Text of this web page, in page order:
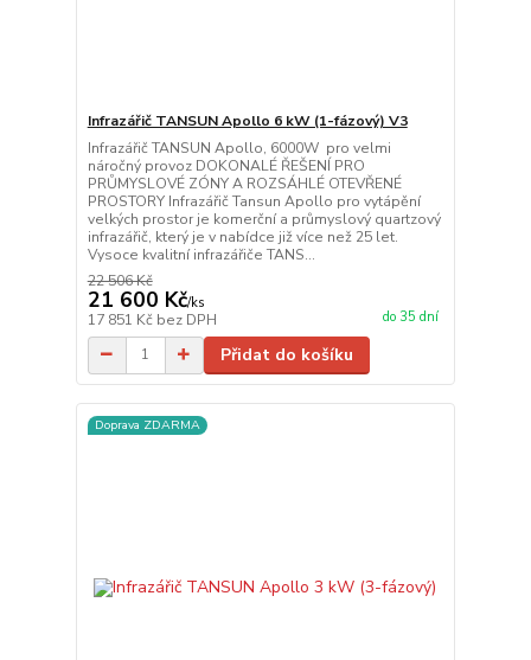
Infrazářič TANSUN Apollo 6 kW (1-fázový) V3
Infrazářič TANSUN Apollo, 6000W pro velmi
náročný provoz DOKONALÉ ŘEŠENÍ PRO
PRŮMYSLOVÉ ZÓNY A ROZSÁHLÉ OTEVŘENÉ
PROSTORY Infrazářič Tansun Apollo pro vytápění
velkých prostor je komerční a průmyslový quartzový
infrazářič, který je v nabídce již více než 25 let.
Vysoce kvalitní infrazářiče TANS...
22 506 Kč
21 600 Kč/ks
17 851 Kč bez DPH do 35 dní
Přidat do košíku
Doprava ZDARMA